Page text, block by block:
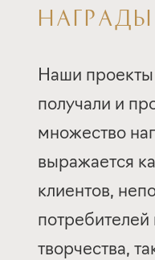
НАГРАДЫ
Наши
получали и
множество
выражается
клиентов,
творчества,